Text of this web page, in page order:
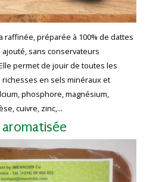
raffinée, préparée à 100% de dattes
sans conservateurs
permet de jouir de toutes les
en sels minéraux et
phosphore, magnésium,
cuivre, zinc,...